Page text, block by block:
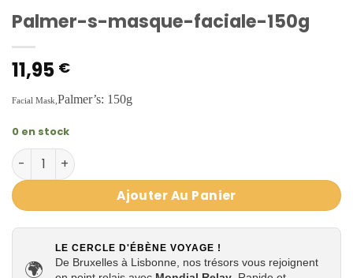
Palmer-s-masque-faciale-150g
11,95 €
Facial Mask, Palmer’s: 150g
0 en stock
quantité de Palmer-s-masque-faciale-150g
Ajouter Au Panier
🌍
LE CERCLE D'ÉBÈNE VOYAGE !
De Bruxelles à Lisbonne, nos trésors vous rejoignent